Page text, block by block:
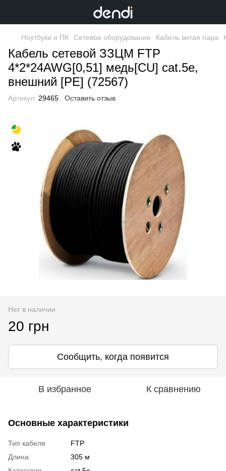
Ноутбуки и ПК Сетевое оборудование Кабель витая пара
Кабель сетевой ЗЗЦМ FTP
4*2*24AWG[0,51] медь[СU] cat.5e,
внешний [PE] (72567)
Артикул: 29465 Оставить отзыв
Нет в наличии
20 грн
Сообщить, когда появится
В избранное К сравнению
Основные характеристики
Тип кабеля
FTP
Длина
305 м